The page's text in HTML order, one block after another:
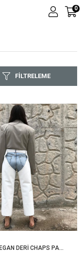
0
FILTRELEME
BEYAZ VEGAN DERİ CHAPS PANTOLON